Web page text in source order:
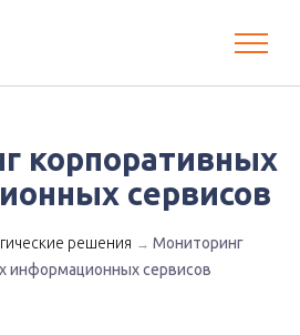
корпоративных
сервисов
решения → Мониторинг
информационных сервисов